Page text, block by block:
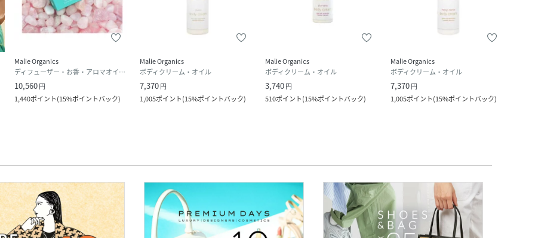
Malie Organics
ディフューザー・お香・アロマオイル・キャンドル
10,560円
1,440ポイント(15%ポイントバック)
Malie Organics
ボディクリーム・オイル
7,370円
1,005ポイント(15%ポイントバック)
Malie Organics
ボディクリーム・オイル
3,740円
510ポイント(15%ポイントバック)
Malie Organics
ボディクリーム・オイル
7,370円
1,005ポイント(15%ポイントバック)